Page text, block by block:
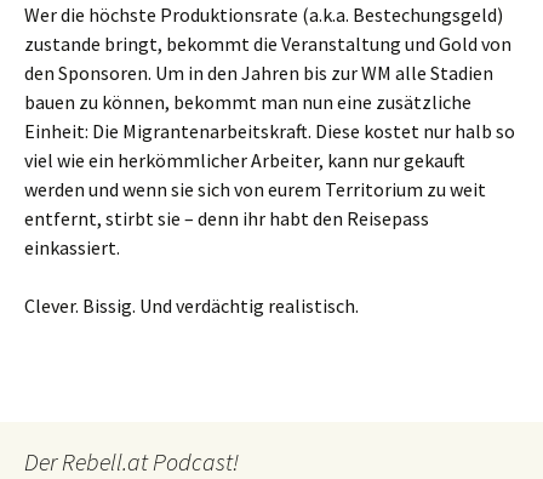
Wer die höchste Produktionsrate (a.k.a. Bestechungsgeld)
zustande bringt, bekommt die Veranstaltung und Gold von
den Sponsoren. Um in den Jahren bis zur WM alle Stadien
bauen zu können, bekommt man nun eine zusätzliche
Einheit: Die Migrantenarbeitskraft. Diese kostet nur halb so
viel wie ein herkömmlicher Arbeiter, kann nur gekauft
werden und wenn sie sich von eurem Territorium zu weit
entfernt, stirbt sie – denn ihr habt den Reisepass
einkassiert.
Clever. Bissig. Und verdächtig realistisch.
Der Rebell.at Podcast!